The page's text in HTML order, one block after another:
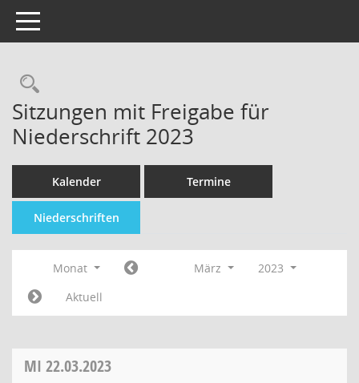
Toggle navigation
Sitzungen mit Freigabe für
Niederschrift 2023
Kalender Termine
Niederschriften
Monat März
2023
Aktuell
MI 22.03.2023